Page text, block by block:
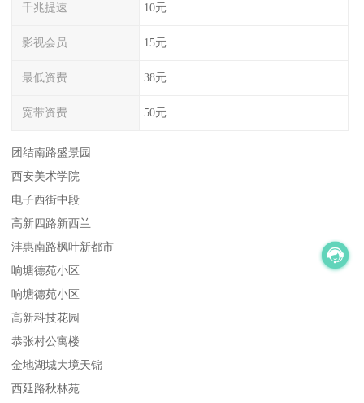
千兆提速 10元
影视会员 15元
最低资费 38元
宽带资费 50元
团结南路盛景园
西安美术学院
电子西街中段
高新四路新西兰
沣惠南路枫叶新都市
响塘德苑小区
响塘德苑小区
高新科技花园
恭张村公寓楼
金地湖城大境天锦
西延路秋林苑